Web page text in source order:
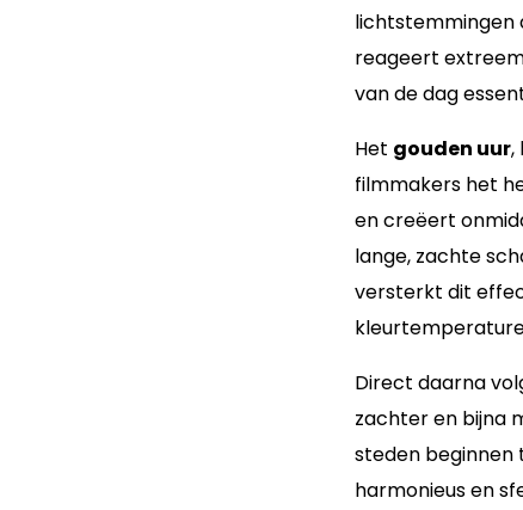
lichtstemmingen
reageert
van de dag
Het gouden uur,
filmmakers het
en creëert
lange, zachte
versterkt dit
Direct daarna
zachter en bijna
steden beginnen
harmonieus en